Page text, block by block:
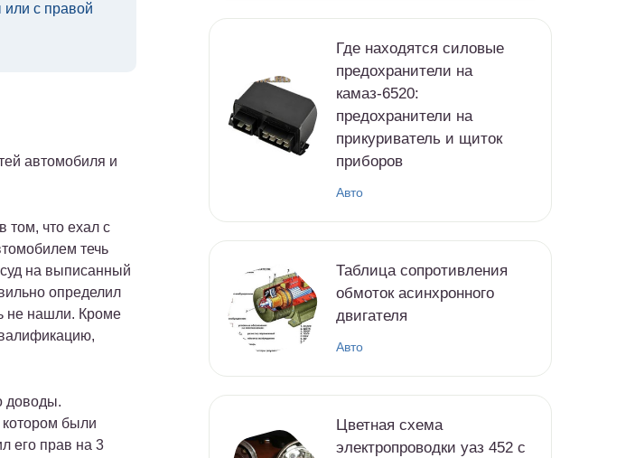
с правой
автомобиля и
том, что ехал с
течь
на выписанный
определил
не нашли. Кроме
доводы.
котором были
его прав на 3
Где находятся силовые
предохранители на
камаз-6520:
предохранители на
прикуриватель и щиток
приборов
Авто
Таблица сопротивления
обмоток асинхронного
двигателя
Авто
Цветная схема
электропроводки уаз 452 с